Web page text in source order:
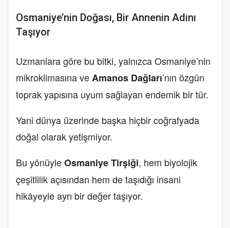
Osmaniye’nin Doğası, Bir Annenin Adını
Taşıyor
Uzmanlara göre bu bitki, yalnızca Osmaniye’nin
mikroklimasına veAmanos Dağları’nın özgün
toprak yapısına uyum sağlayan endemik bir tür.
Yani dünya üzerinde başka hiçbir coğrafyada
doğal olarak yetişmiyor.
Bu yönüyleOsmaniye Tirşiği, hem biyolojik
çeşitlilik açısından hem de taşıdığı insani
hikâyeyle ayrı bir değer taşıyor.